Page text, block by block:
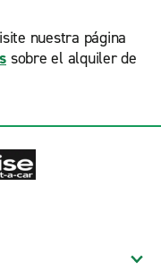
nuestra página
sobre el alquiler de